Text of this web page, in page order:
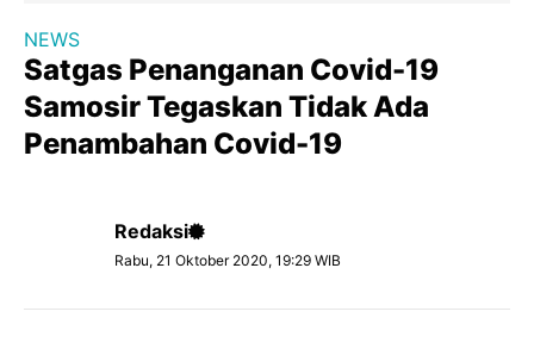
NEWS
Satgas Penanganan Covid-19
Samosir Tegaskan Tidak Ada
Penambahan Covid-19
Redaksi
Rabu, 21 Oktober 2020, 19:29 WIB